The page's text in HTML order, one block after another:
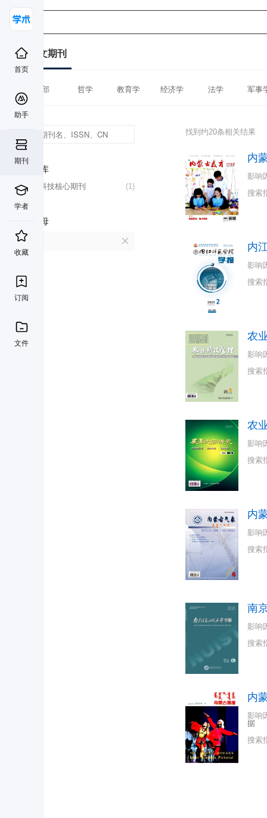
首页
助手
期刊
学者
收藏
订阅
文件
中文期刊
全部 哲学 教育学 经济学 法学 军事
数据库
(1)
中国科技核心期刊
首字母
找到约20条相关结果
内
影响
搜索
内
影响
搜索
农
影响
搜索
农
影响
搜索
内
影响
搜索
南
影响
搜索
内
影响
据
搜索